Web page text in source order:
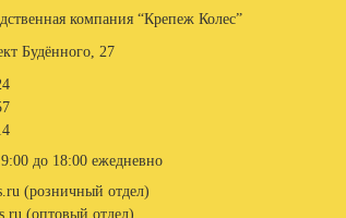
компания “Крепеж Колес”
Будённого, 27
до 18:00 ежедневно
(розничный отдел)
(оптовый отдел)